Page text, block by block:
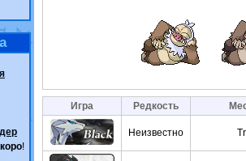
!
Игра Редкость
Неизвестно